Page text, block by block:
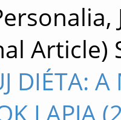
Article)
DIÉTA:
LAPJA